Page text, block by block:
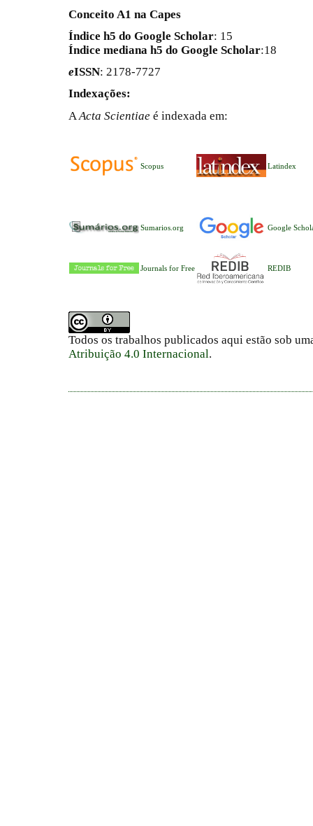
Conceito A1 na Capes
Índice h5 do Google Scholar: 15
Índice mediana h5 do Google Scholar:18
eISSN: 2178-7727
Indexações:
A Acta Scientiae é indexada em:
Scopus Latindex
Sumarios.org Google
Journals for Free REDIB
Todos os trabalhos publicados aqui estão sob
Atribuição 4.0 Internacional.